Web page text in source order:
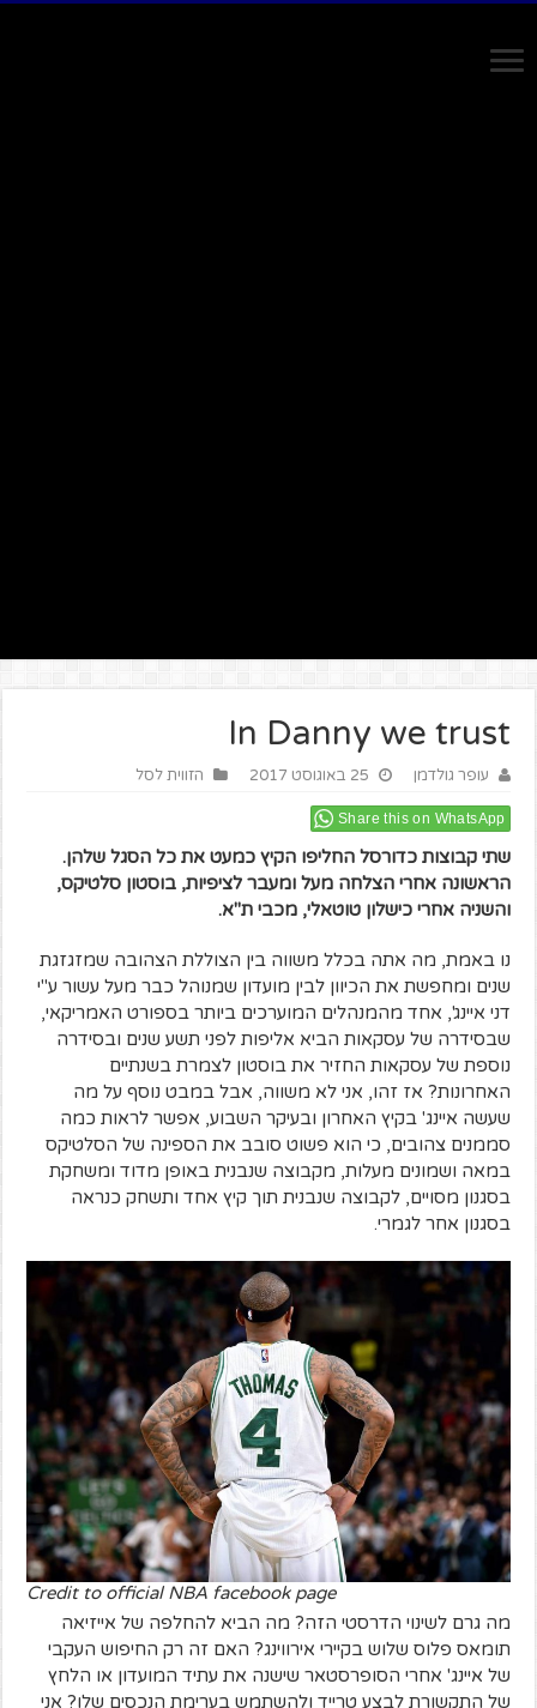
In Danny we trust
עופר גולדמן 25 באוגוסט 2017 הזווית לסל
Share this on WhatsApp
שתי קבוצות כדורסל החליפו הקיץ כמעט את כל הסגל שלהן.
הראשונה אחרי הצלחה מעל ומעבר לציפיות, בוסטון סלטיקס,
והשניה אחרי כישלון טוטאלי, מכבי ת"א.
נו באמת, מה אתה בכלל משווה בין הצוללת הצהובה שמזגזגת
שנים ומחפשת את הכיוון לבין מועדון שמנוהל כבר מעל עשור ע"י
דני איינג', אחד מהמנהלים המוערכים ביותר בספורט האמריקאי,
שבסידרה של עסקאות הביא אליפות לפני תשע שנים ובסידרה
נוספת של עסקאות החזיר את בוסטון לצמרת בשנתיים
האחרונות? אז זהו, אני לא משווה, אבל במבט נוסף על מה
שעשה איינג' בקיץ האחרון ובעיקר השבוע, אפשר לראות כמה
סממנים צהובים, כי הוא פשוט סובב את הספינה של הסלטיקס
במאה ושמונים מעלות, מקבוצה שנבנית באופן מדוד ומשחקת
בסגנון מסויים, לקבוצה שנבנית תוך קיץ אחד ותשחק כנראה
בסגנון אחר לגמרי.
Credit to official NBA facebook page
מה גרם לשינוי הדרסטי הזה? מה הביא להחלפה של אייזיאה
תומאס פלוס שלוש בקיירי אירווינג? האם זה רק החיפוש העקבי
של איינג' אחרי הסופרסטאר שישנה את עתיד המועדון או הלחץ
של התקשורת לבצע טרייד ולהשתמש בערימת הנכסים שלו? אני